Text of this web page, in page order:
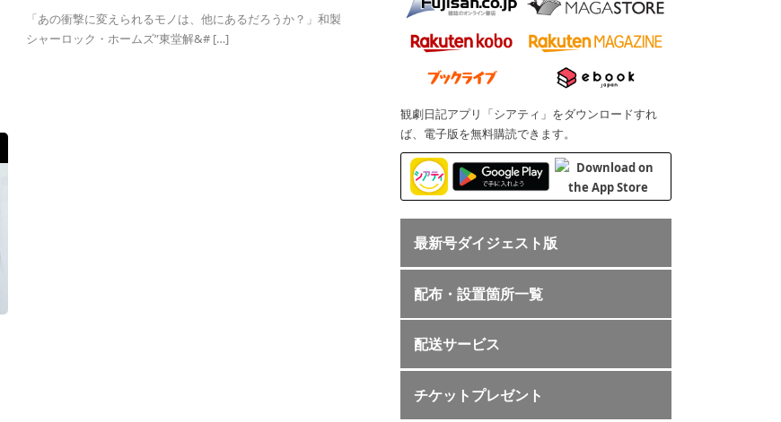
「あの衝撃に変えられるモノは、他にあるだろうか？」和製
シャーロック・ホームズ”東堂解&# […]
観劇日記アプリ「シアティ」をダウンロードすれ
ば、電子版を無料購読できます。
最新号ダイジェスト版
配布・設置箇所一覧
配送サービス
チケットプレゼント